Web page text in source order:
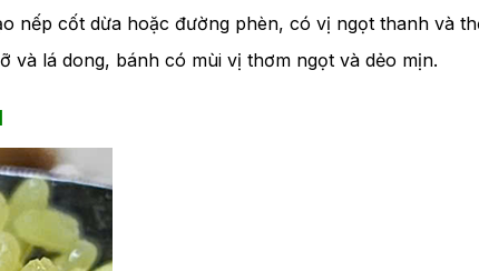
nếp cốt dừa hoặc đường phèn, có vị ngọt thanh và
và lá dong, bánh có mùi vị thơm ngọt và dẻo mịn.